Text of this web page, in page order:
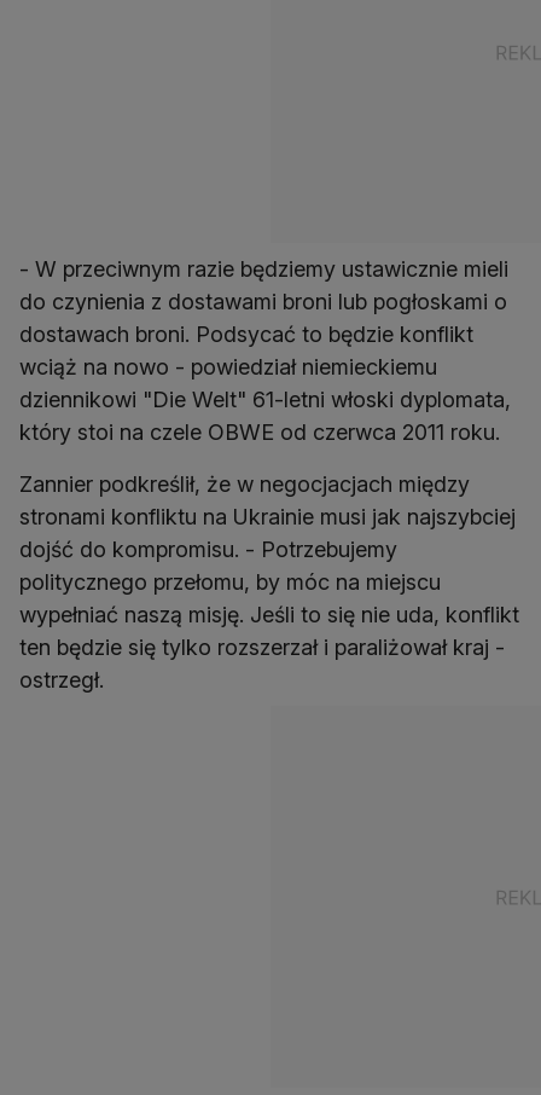
- W przeciwnym razie będziemy ustawicznie mieli
do czynienia z dostawami broni lub pogłoskami o
dostawach broni. Podsycać to będzie konflikt
wciąż na nowo - powiedział niemieckiemu
dziennikowi "Die Welt" 61-letni włoski dyplomata,
który stoi na czele OBWE od czerwca 2011 roku.
Zannier podkreślił, że w negocjacjach między
stronami konfliktu na Ukrainie musi jak najszybciej
dojść do kompromisu. - Potrzebujemy
politycznego przełomu, by móc na miejscu
wypełniać naszą misję. Jeśli to się nie uda, konflikt
ten będzie się tylko rozszerzał i paraliżował kraj -
ostrzegł.